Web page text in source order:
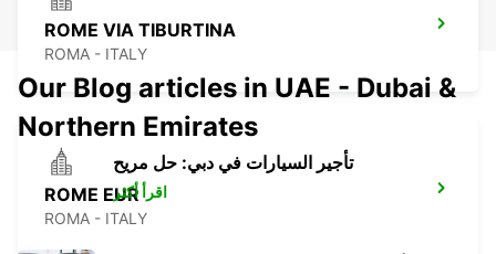
ROME VIA TIBURTINA
ROMA - ITALY
ROME EUR
ROMA - ITALY
Our Blog articles in UAE - Dubai &
Northern Emirates
تأجير السيارات في دبي: حل مريح
اقرأ أكثر